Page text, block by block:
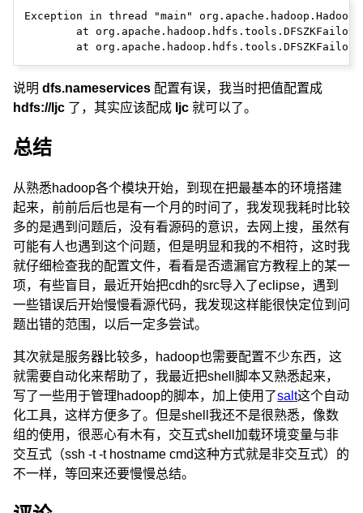
Exception in thread "main"
at
说明 dfs.nameservices 配置有误，我当时把值配置成
hdfs://ljc 了，其实应该配成 ljc 就可以了。
总结
从熟悉hadoop各个模块开始，到现在把最基本的环境搭建
起来，前前后后也是有一个月的时间了，我发现我耗时比较
多的是遇到问题后，没有看源码的意识，去网上搜，虽然有
可能有人也遇到这个问题，但是明显和我的不相符，这时我
就仔细检查我的配置文件，看看是否遗漏官方教程上的某一
项，有些盲目，最近开始把cdh的src导入了eclipse，遇到
一些错误后开始慢慢看源代码，我发现这样能很快定位到问
题出错的范围，以后一定多尝试。
其次就是服务器比较多，hadoop也需要配置不少东西，这
就需要自动化来帮助了，我最近把shell脚本又熟悉起来，
写了一些用于管理hadoop的脚本，加上使用了salt这个自动
化工具，这样方便多了。但是shell我还不是很熟悉，像数
组的使用，很恶心有木有，交互式shell加载环境变量与非
交互式（ssh -t -t hostname cmd这种方式就是非交互式）的
不一样，等回来还要慢慢总结。